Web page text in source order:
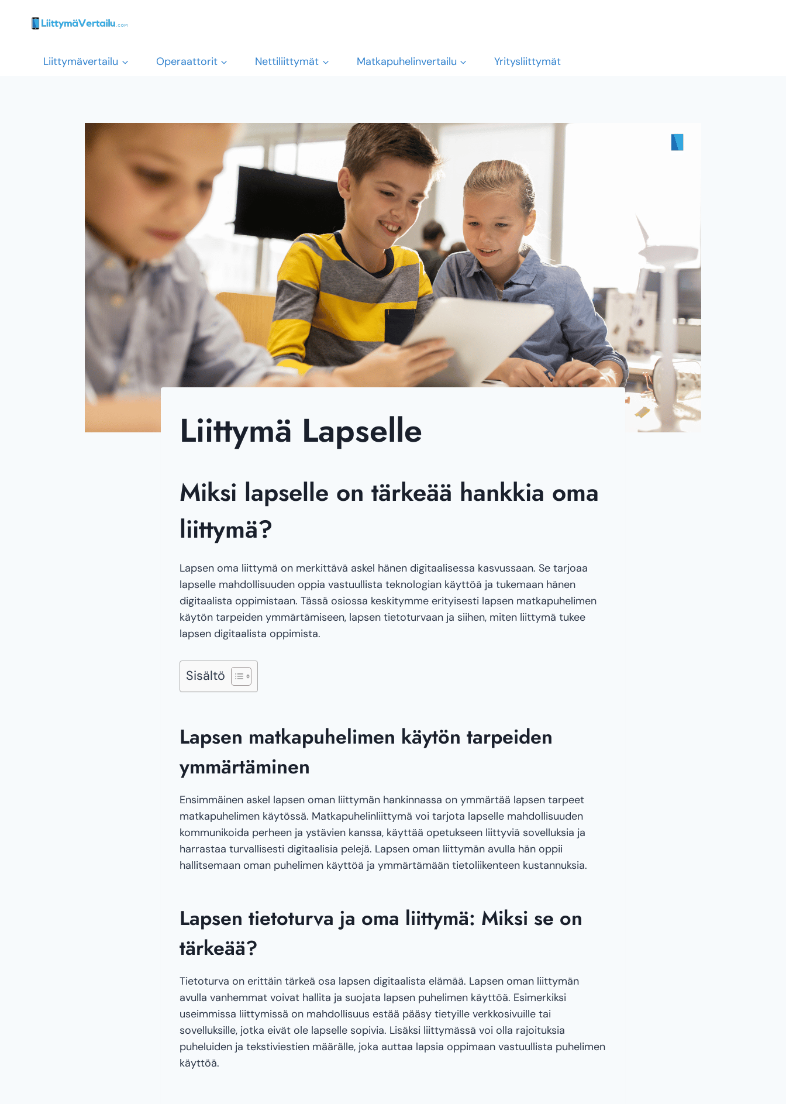
sisältöön
Liittymävertailu Operaattorit Nettiliittymät Matkapuhelinvertailu Yritysliittymät
Liittymä Lapselle
Miksi lapselle on tärkeää hankkia oma
liittymä?
Lapsen oma liittymä on merkittävä askel hänen digitaalisessa kasvussaan. Se tarjoaa
lapselle mahdollisuuden oppia vastuullista teknologian käyttöä ja tukemaan hänen
digitaalista oppimistaan. Tässä osiossa keskitymme erityisesti lapsen matkapuhelimen
käytön tarpeiden ymmärtämiseen, lapsen tietoturvaan ja siihen, miten liittymä tukee
lapsen digitaalista oppimista.
Sisältö
Lapsen matkapuhelimen käytön tarpeiden
ymmärtäminen
Ensimmäinen askel lapsen oman liittymän hankinnassa on ymmärtää lapsen tarpeet
matkapuhelimen käytössä. Matkapuhelinliittymä voi tarjota lapselle mahdollisuuden
kommunikoida perheen ja ystävien kanssa, käyttää opetukseen liittyviä sovelluksia ja
harrastaa turvallisesti digitaalisia pelejä. Lapsen oman liittymän avulla hän oppii
hallitsemaan oman puhelimen käyttöä ja ymmärtämään tietoliikenteen kustannuksia.
Lapsen tietoturva ja oma liittymä: Miksi se on
tärkeää?
Tietoturva on erittäin tärkeä osa lapsen digitaalista elämää. Lapsen oman liittymän
avulla vanhemmat voivat hallita ja suojata lapsen puhelimen käyttöä. Esimerkiksi
useimmissa liittymissä on mahdollisuus estää pääsy tietyille verkkosivuille tai
sovelluksille, jotka eivät ole lapselle sopivia. Lisäksi liittymässä voi olla rajoituksia
puheluiden ja tekstiviestien määrälle, joka auttaa lapsia oppimaan vastuullista puhelimen
käyttöä.